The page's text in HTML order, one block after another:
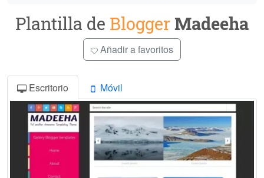
Plantilla de BloggerMadeeha
Añadir a favoritos
Escritorio Móvil